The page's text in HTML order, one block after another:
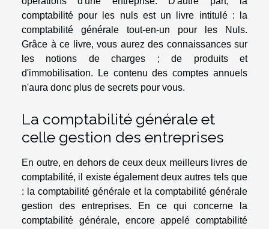
comptabilité pour les nuls est un livre intitulé : la
comptabilité générale tout-en-un pour les Nuls.
Grâce à ce livre, vous aurez des connaissances sur
les notions de charges ; de produits et
d'immobilisation. Le contenu des comptes annuels
n'aura donc plus de secrets pour vous.
La comptabilité générale et
celle gestion des entreprises
En outre, en dehors de ceux deux meilleurs livres de
comptabilité, il existe également deux autres tels que
: la comptabilité générale et la comptabilité générale
gestion des entreprises. En ce qui concerne la
comptabilité générale, encore appelé comptabilité